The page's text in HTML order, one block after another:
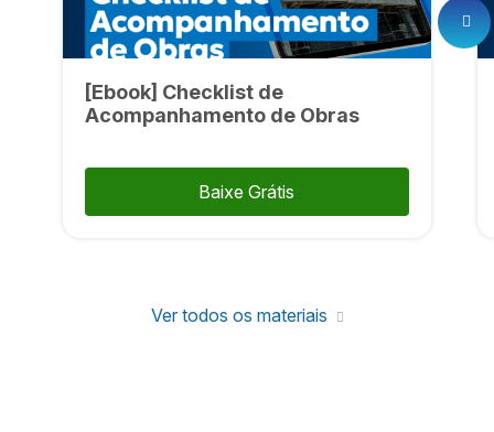
[Ebook] Checklist de
Acompanhamento de Obras
Baixe Grátis
Ver todos os materiais